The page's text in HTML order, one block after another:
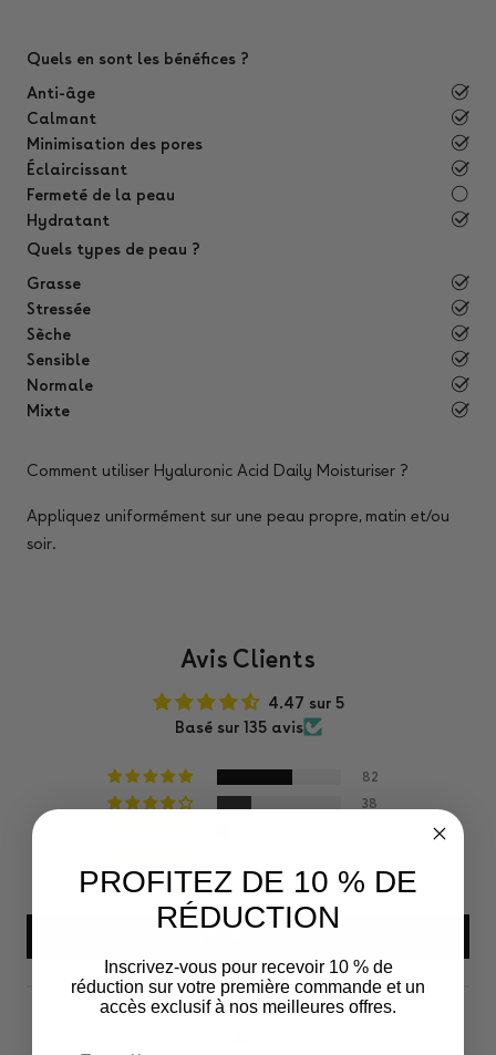
Quels en sont les bénéfices ?
Anti-âge
Calmant
Minimisation des pores
Éclaircissant
Fermeté de la peau
Hydratant
Quels types de peau ?
Grasse
Stressée
Sèche
Sensible
Normale
Mixte
Comment utiliser Hyaluronic Acid Daily Moisturiser ?
Appliquez uniformément sur une peau propre, matin et/ou
soir.
Avis Clients
4.47 sur 5
Basé sur 135 avis
82
38
1
PROFITEZ DE 10 % DE
RÉDUCTION
Inscrivez-vous pour recevoir 10 % de
réduction sur votre première commande et un
accès exclusif à nos meilleures offres.